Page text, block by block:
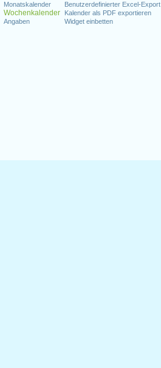
Monatskalender
Wochenkalender
Angaben
Benutzerdefinierter Excel-Export
Kalender als PDF exportieren
Widget einbetten